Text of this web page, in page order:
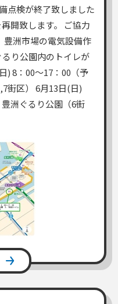
点検が終了致しました
開致します。 ご協力
豊洲市場の電気設備作
り公園内のトイレが
) 8：00～17：00（予
街区） 6月13日(日)
洲ぐるり公園（6街